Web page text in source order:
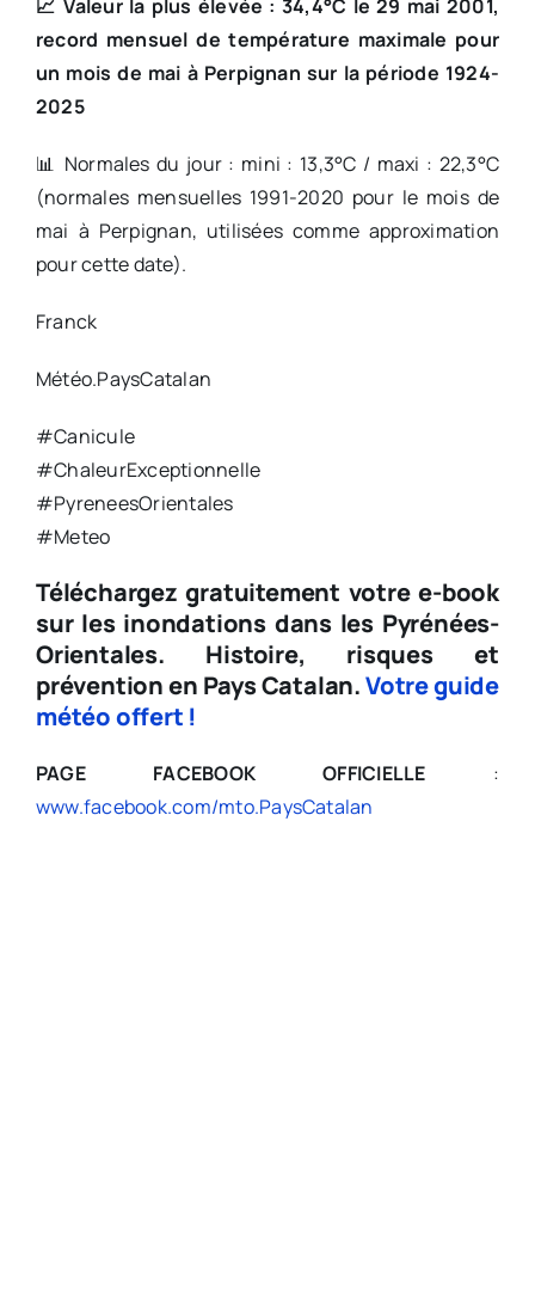
📈 Valeur la plus élevée : 34,4°C le 29 mai 2001,
record mensuel de température maximale pour
un mois de mai à Perpignan sur la période 1924-
2025
📊 Normales du jour : mini : 13,3°C / maxi : 22,3°C
(normales mensuelles 1991-2020 pour le mois de
mai à Perpignan, utilisées comme approximation
pour cette date).
Franck
Météo.PaysCatalan
#Canicule
#ChaleurExceptionnelle
#PyreneesOrientales
#Meteo
Téléchargez gratuitement votre e-book
sur les inondations dans les Pyrénées-
Orientales. Histoire, risques et
prévention en Pays Catalan.Votre guide
météo offert !
PAGE FACEBOOK OFFICIELLE :
www.facebook.com/mto.PaysCatalan